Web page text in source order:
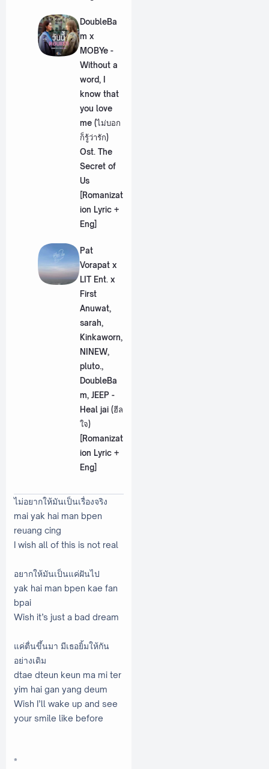
DoubleBa
m x
MOBYe -
Without a
word, I
know that
you love
me (ไม่บอก
ก็รู้ว่ารัก)
Ost. The
Secret of
Us
[Romanizat
ion Lyric +
Eng]
Pat
Vorapat x
LIT Ent. x
First
Anuwat,
sarah,
Kinkaworn,
NINEW,
pluto.,
DoubleBa
m, JEEP -
Heal jai (ฮีล
ใจ)
[Romanizat
ion Lyric +
Eng]
ไม่อยากให้มันเป็นเรื่องจริง
mai yak hai man bpen
reuang cing
I wish all of this is not real
อยากให้มันเป็นแค่ฝันไป
yak hai man bpen kae fan
bpai
Wish it’s just a bad dream
แค่ตื่นขึ้นมา มีเธอยิ้มให้กัน
อย่างเดิม
dtae dteun keun ma mi ter
yim hai gan yang deum
Wish I’ll wake up and see
your smile like before
*